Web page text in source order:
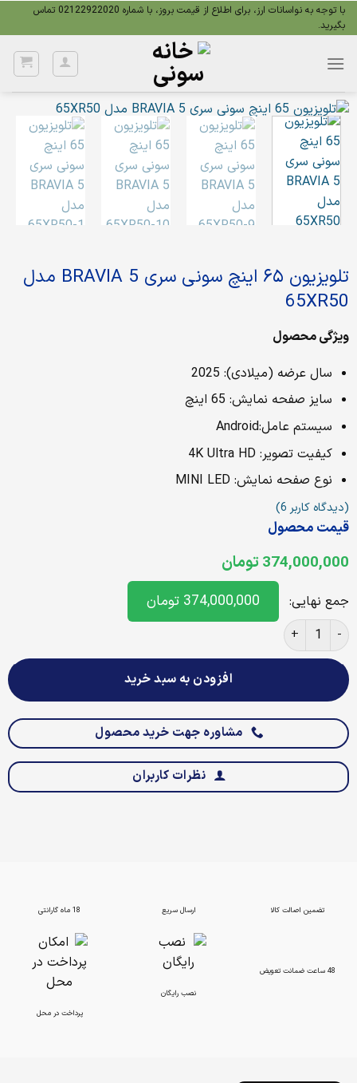
Skip
با توجه به نواسانات ارز، برای اطلاع از قیمت بروز، با شماره 02122922020 تماس
بگیرید.
تلویزیون ۶۵ اینچ سونی سری BRAVIA 5 مدل
65XR50
ویژگی محصول
سال عرضه (میلادی): 2025
سایز صفحه نمایش: 65 اینچ
سیستم عامل:Android
کیفیت تصویر: 4K Ultra HD
نوع صفحه نمایش: MINI LED
(دیدگاه کاربر 6
)
قیمت محصول
374,000,000 تومان
جمع نهایی: 374,000,000 تومان
تلویزیون ۶۵ اینچ سونی سری BRAVIA 5 مدل 65XR50 عدد
افزودن به سبد خرید
مشاوره جهت خرید محصول
نظرات کاربران
تضمین اصالت کالا ارسال سریع 18 ماه گارانتی
48 ساعت ضمانت تعویض
نصب رایگان
پرداخت در محل